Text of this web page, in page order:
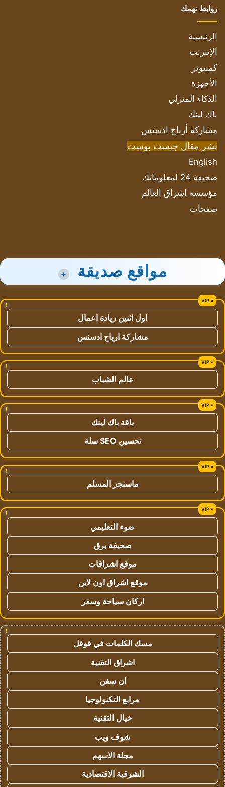
روابط تهمك
الرئيسية
الإنترنت
كمبيوتر
الأجهزة
الذكاء المنزلي
باك لينك
مشاركة أرباح ادسنس
نشر مقال جيست بوست
English
صحيفة 24 لمعلوماتك
مؤسسة اشراق العالم
صفحات
مواقع صديقة +
!
اول اثنين ريادة اعمال
مشاركة ارباح ادسنس
!
عالم الشباب
!
باقة باك لينك
تحسين SEO سلة
!
ماسنجر المسلم
!
ضوء التعليمي
صحيفة برق
موقع اشراقات
موقع اشراق اون لاين
اركان سياحة وسفر
!
مسك الكلمات في قوقل
اشراق التقنية
ان سفن
مرابع التكنولوجيا
خيال التقنية
شوف ويب
مجلة الاسهم
الشرقية الاقتصادية